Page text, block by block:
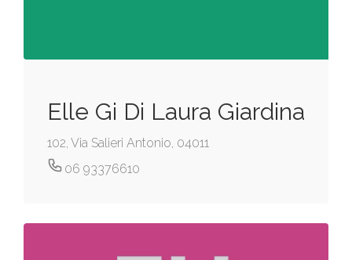
Elle Gi Di Laura Giardina
102, Via Salieri Antonio, 04011
06 93376610